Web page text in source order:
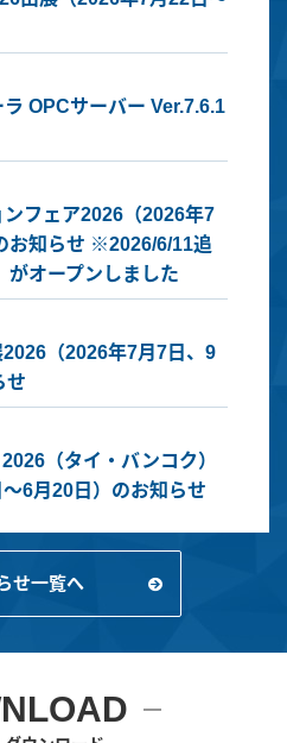
OPCサーバー Ver.7.6.1
フェア2026（2026年7
お知らせ ※2026/6/11追
がオープンしました
（2026年7月7日、9
せ
（タイ・バンコク）
6月20日）のお知らせ
せ一覧へ